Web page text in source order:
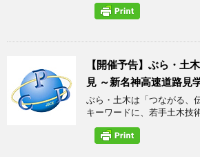
【開催予告】ぶら・土
見 ～新名神高速道路見
ぶら・土木は「つながる、
キーワードに、若手土木技